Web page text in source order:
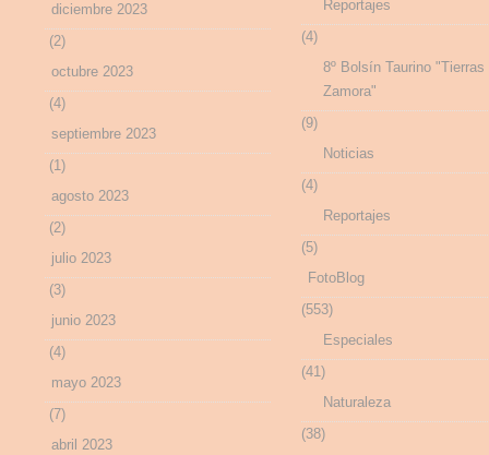
diciembre 2023
(2)
octubre 2023
(4)
septiembre 2023
(1)
agosto 2023
(2)
julio 2023
(3)
junio 2023
(4)
mayo 2023
(7)
abril 2023
Reportajes
(4)
8º Bolsín Taurino "Tierras
Zamora"
(9)
Noticias
(4)
Reportajes
(5)
FotoBlog
(553)
Especiales
(41)
Naturaleza
(38)